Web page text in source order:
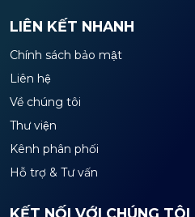
LIÊN KẾT NHANH
Chính sách bảo mật
Liên hệ
Về chúng tôi
Thư viện
Kênh phân phối
Hỗ trợ & Tư vấn
KẾT NỐI VỚI CHÚNG TÔI